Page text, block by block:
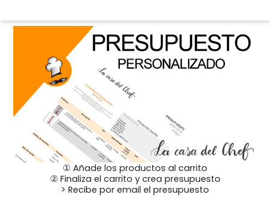
① Añade los productos al carrito
② Finaliza el carrito y crea presupuesto
> Recibe por email el presupuesto